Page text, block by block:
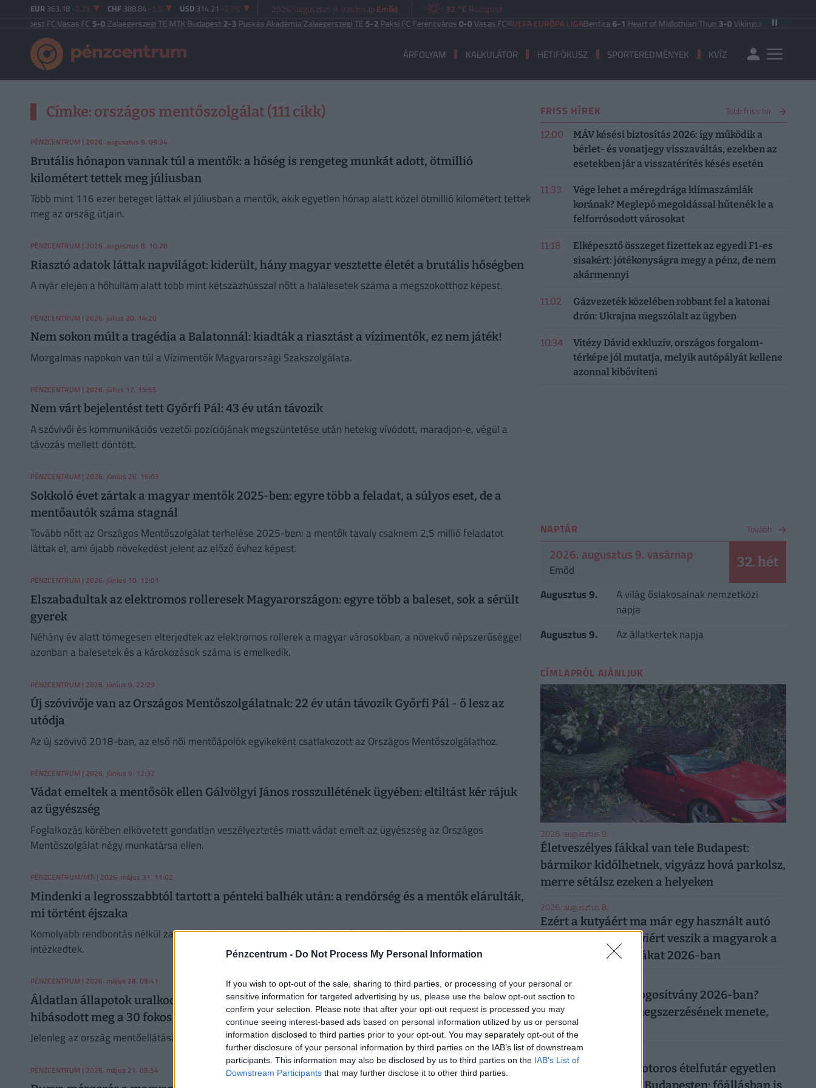
Pénzcentrum - Do Not Process My Personal Information
If you wish to opt-out of the sale, sharing to third parties, or processing of your personal or
sensitive information for targeted advertising by us, please use the below opt-out section to
confirm your selection. Please note that after your opt-out request is processed you may
continue seeing interest-based ads based on personal information utilized by us or personal
information disclosed to third parties prior to your opt-out. You may separately opt-out of the
further disclosure of your personal information by third parties on the IAB’s list of downstream
participants. This information may also be disclosed by us to third parties on the IAB’s List of
Downstream Participants that may further disclose it to other third parties.
EUR 363.18 -2.23 CHF 388.84 -1.5 USD 314.21 -2.76 2026. augusztus 9. vasárnapEmőd 32 °C Budapest
Újpest FC|Vasas FC5-0Zalaegerszegi TE|MTK Budapest2-3Puskás Akadémia|Zalaegerszegi TE5-2Paksi FC|Ferencváros0-0Vasas FC UEFA EURÓPA LIGABenfica6-1Heart of Midlothian|Thun3-0Vikingur Reykjavik
ÁRFOLYAM KALKULÁTOR HETIFÓKUSZ SPORTEREDMÉNYEK KVÍZ
Címke: országos mentőszolgálat (111 cikk)
PÉNZCENTRUM | 2026. augusztus 9. 09:34
Brutális hónapon vannak túl a mentők: a hőség is rengeteg munkát adott, ötmillió
kilométert tettek meg júliusban
Több mint 116 ezer beteget láttak el júliusban a mentők, akik egyetlen hónap alatt közel ötmillió kilométert tettek
meg az ország útjain.
PÉNZCENTRUM | 2026. augusztus 8. 10:28
Riasztó adatok láttak napvilágot: kiderült, hány magyar vesztette életét a brutális hőségben
A nyár elején a hőhullám alatt több mint kétszázhússzal nőtt a halálesetek száma a megszokotthoz képest.
PÉNZCENTRUM | 2026. július 20. 14:20
Nem sokon múlt a tragédia a Balatonnál: kiadták a riasztást a vízimentők, ez nem játék!
Mozgalmas napokon van túl a Vízimentők Magyarországi Szakszolgálata.
PÉNZCENTRUM | 2026. július 17. 15:55
Nem várt bejelentést tett Győrfi Pál: 43 év után távozik
A szóvivői és kommunikációs vezetői pozíciójának megszüntetése után hetekig vívódott, maradjon‑e, végül a
távozás mellett döntött.
PÉNZCENTRUM | 2026. június 26. 16:03
Sokkoló évet zártak a magyar mentők 2025-ben: egyre több a feladat, a súlyos eset, de a
mentőautók száma stagnál
Tovább nőtt az Országos Mentőszolgálat terhelése 2025-ben: a mentők tavaly csaknem 2,5 millió feladatot
láttak el, ami újabb növekedést jelent az előző évhez képest.
PÉNZCENTRUM | 2026. június 10. 12:01
Elszabadultak az elektromos rolleresek Magyarországon: egyre több a baleset, sok a sérült
gyerek
Néhány év alatt tömegesen elterjedtek az elektromos rollerek a magyar városokban, a növekvő népszerűséggel
azonban a balesetek és a károkozások száma is emelkedik.
PÉNZCENTRUM | 2026. június 9. 22:29
Új szóvivője van az Országos Mentőszolgálatnak: 22 év után távozik Győrfi Pál - ő lesz az
utódja
Az új szóvivő 2018-ban, az első női mentőápolók egyikeként csatlakozott az Országos Mentőszolgálathoz.
PÉNZCENTRUM | 2026. június 9. 12:32
Vádat emeltek a mentősök ellen Gálvölgyi János rosszullétének ügyében: eltiltást kér rájuk
az ügyészség
Foglalkozás körében elkövetett gondatlan veszélyeztetés miatt vádat emelt az ügyészség az Országos
Mentőszolgálat négy munkatársa ellen.
PÉNZCENTRUM/MTI | 2026. május 31. 11:02
Mindenki a legrosszabbtól tartott a pénteki balhék után: a rendőrség és a mentők elárulták,
mi történt éjszaka
Komolyabb rendbontás nélkül zajlott Budapesten a Bajnokok Ligája döntő, a rendőrök 13, a mentők 59 esetben
intézkedtek.
PÉNZCENTRUM | 2026. május 28. 09:41
Áldatlan állapotok uralkodnak a magyar mentőautókban: rengeteg jármű klímája
hibásodott meg a 30 fokos hőségben
Jelenleg az ország mentőellátását 783 aktív gépkocsival biztosítják.
PÉNZCENTRUM | 2026. május 21. 09:54
FRISS HÍREK Több friss hír
12:00
MÁV késési biztosítás 2026: így működik a
bérlet- és vonatjegy visszaváltás, ezekben az
esetekben jár a visszatérítés késés esetén
11:33
Vége lehet a méregdrága klímaszámlák
korának? Meglepő megoldással hűtenék le a
felforrósodott városokat
11:18
Elképesztő összeget fizettek az egyedi F1-es
sisakért: jótékonyságra megy a pénz, de nem
akármennyi
11:02
Gázvezeték közelében robbant fel a katonai
drón: Ukrajna megszólalt az ügyben
10:34
Vitézy Dávid exkluzív, országos forgalom-
térképe jól mutatja, melyik autópályát kellene
azonnal kibővíteni
NAPTÁR Tovább
2026. augusztus 9. vasárnap
Emőd 32. hét
Augusztus 9.
A világ őslakosainak nemzetközi
napja
Augusztus 9.
Az állatkertek napja
CÍMLAPRÓL AJÁNLJUK
2026. augusztus 9.
Életveszélyes fákkal van tele Budapest:
bármikor kidőlhetnek, vigyázz hová parkolsz,
merre sétálsz ezeken a helyeken
2026. augusztus 8.
Ezért a kutyáért ma már egy használt autó
árát is elkérik: ennyiért veszik a magyarok a
legnépszerűbb fajtákat 2026-ban
2026. augusztus 8.
Mennyibe kerül a jogosítvány 2026-ban?
Vezetői engedély megszerzésének menete,
ára
2026. augusztus 8.
Ennyit keres egy motoros ételfutár egyetlen